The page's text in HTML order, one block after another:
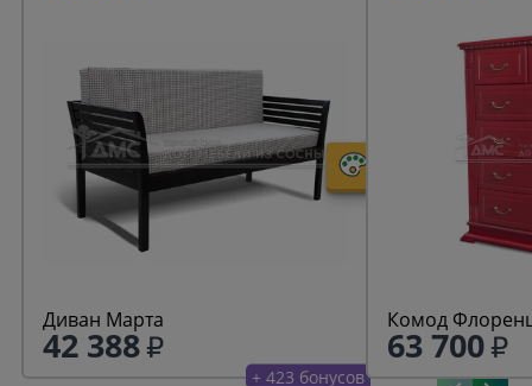
Диван Марта
42 388
+ 423 бонусов
Комод
63 700